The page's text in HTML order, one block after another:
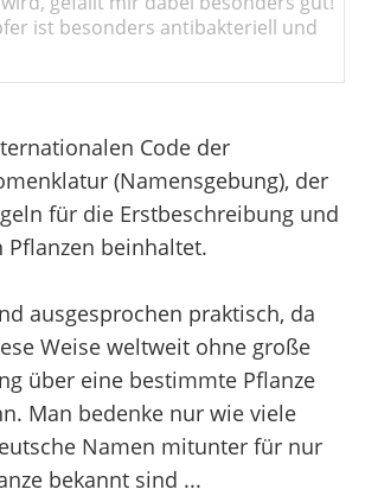
ist besonders antibakteriell und
Code der
(Namensgebung), der
für die Erstbeschreibung und
Pflanzen beinhaltet.
ausgesprochen praktisch, da
Weise weltweit ohne große
über eine bestimmte Pflanze
Man bedenke nur wie viele
Namen mitunter für nur
bekannt sind ...